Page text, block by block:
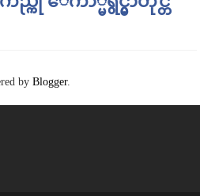
by Blogger.